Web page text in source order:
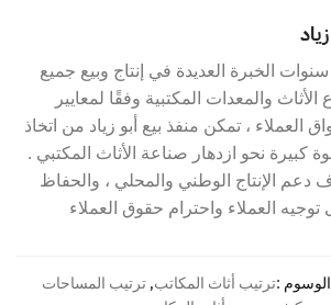
الخبرة العديدة في إنتاج وبيع جميع
الأثاث والمعدات المكتبية وفقًا لمعايير
العملاء ، تمكن منفذ بيع أبو زياد من اتخاذ
كبيرة نحو ازدهار صناعة الأثاث المكتبي .
دعم الإنتاج الوطني والمحلي ، والحفاظ
توجيه العملاء واحترام حقوق العملاء
الوسوم :ترتيب أثاث المكاتب,ترتيب المساحات